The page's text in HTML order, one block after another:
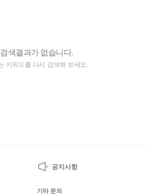
검색결과가 없습니다.
키워드를 다시 검색해 보세요.
공지사항
기타 문의